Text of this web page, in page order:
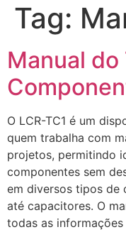
Tag:
Manual
O LCR-TC1 é um
quem trabalha com
projetos, permitindo
componentes sem
em diversos tipos de
até capacitores. O
todas as